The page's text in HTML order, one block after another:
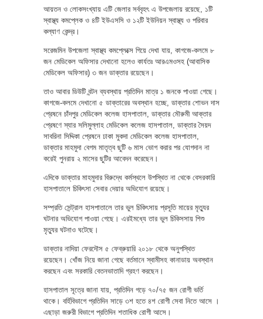
আয়তন ও লোকসংখ্যায় এটি জেলার সর্ববৃহৎ এ উপজেলায় রয়েছে, ১টি
স্বাস্থ্য কমপ্লেক ও ৪টি ইউএসসি ও ১২টি ইউনিয়ন স্বাস্থ্য ও পরিবার
কল্যাণ কেন্দ্র।
সরেজমিন উপজেলা স্বাস্থ্য কমপ্লেক্সে গিয়ে দেখা যায়, কাগজে-কলমে ৮
জন মেডিকেল অফিসার দেখানো হলেও কার্যতঃ আরএমওসহ (আবাসিক
মেডিকেল অফিসার) ৩ জন ডাক্তার রয়েছেন।
তাও আবার ডিউটি বন্টন ব্যবস্থায় প্রতিদিন মাত্র ১ জনকে পাওয়া গেছে।
কাগজে-কলমে দেখানো ৫ ডাক্তারের অবস্থান হচ্ছে, ডাক্তার শোভন দাস
প্রেষনে চাঁদপুর মেডিকেল কলেজ হাসপাতাল, ডাক্তার মৌরুমী আক্তার
প্রেষণে স্যার সলিমুল্লাহ মেডিকেল কলেজ হাসপাতাল, ডাক্তার সৈয়দ
সাবরিনা সিদ্দিকা প্রেষনে ঢাকা মুকদা মেডিকেল কলেজ হাসপাতাল,
ডাক্তার মাহমুদা বেগম মাতৃত্ব ছুটি ৬ মাস ভোগ করার পর যোগদান না
করেই পুনরায় ২ মাসের ছুটির আবেদন করেছেন।
এদিকে ডাক্তার মাহমুদার বিরুদ্ধে কর্মস্থলে উপস্থিত না থেকে বেসরকারি
হাসপাতালে চিকিৎসা সেবার দেয়ার অভিযোগ রয়েছে।
সম্প্রতি সেন্ট্রাল হাসপাতালে তার ভুল চিকিৎসায় প্রসূতি মায়ের মৃত্যুর
ঘটনার অভিযোগ পাওয়া গেছে। এরইমধ্যে তার ভুল চিকিসসায় শিশু
মৃত্যুর ঘটনাও ঘটেছে।
ডাক্তার নাদিয়া ফেরদৌস ৫ ফেব্রুয়ারি ২০১৮ থেকে অনুপস্থিত
রয়েছেন। খোঁজ নিয়ে জানা গেছে বর্তমানে স্বামীসহ কানাডায় অবস্থান
করছেন এবং সরকারি বেতনভাতাদি গ্রহণ করছেন।
হাসপাতাল সূত্রে জানা যায়, প্রতিদিন গড়ে ৭০/৭৫ জন রোগী ভর্তি
থাকে। বর্হিবিভাগে প্রতিদিন সাড়ে ৩শ হতে ৪শ রোগী সেবা নিতে আসে ।
এছাড়া জরুরী বিভাগে প্রতিদিন শতাধিক রোগী আসে।